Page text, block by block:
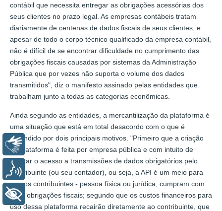
contábil que necessita entregar as obrigações acessórias dos
seus clientes no prazo legal. As empresas contábeis tratam
diariamente de centenas de dados fiscais de seus clientes, e
apesar de todo o corpo técnico qualificado da empresa contábil,
não é difícil de se encontrar dificuldade no cumprimento das
obrigações fiscais causadas por sistemas da Administração
Pública que por vezes não suporta o volume dos dados
transmitidos", diz o manifesto assinado pelas entidades que
trabalham junto a todas as categorias econômicas.
Ainda segundo as entidades, a mercantilização da plataforma é
uma situação que está em total desacordo com o que é
defendido por dois principais motivos. "Primeiro que a criação
da plataforma é feita por empresa pública e com intuito de
facilitar o acesso a transmissões de dados obrigatórios pelo
contribuinte (ou seu contador), ou seja, a API é um meio para
que os contribuintes - pessoa física ou jurídica, cumpram com
suas obrigações fiscais; segundo que os custos financeiros para
uso dessa plataforma recairão diretamente ao contribuinte, que
Libras
Voz
+ Acessibilidade